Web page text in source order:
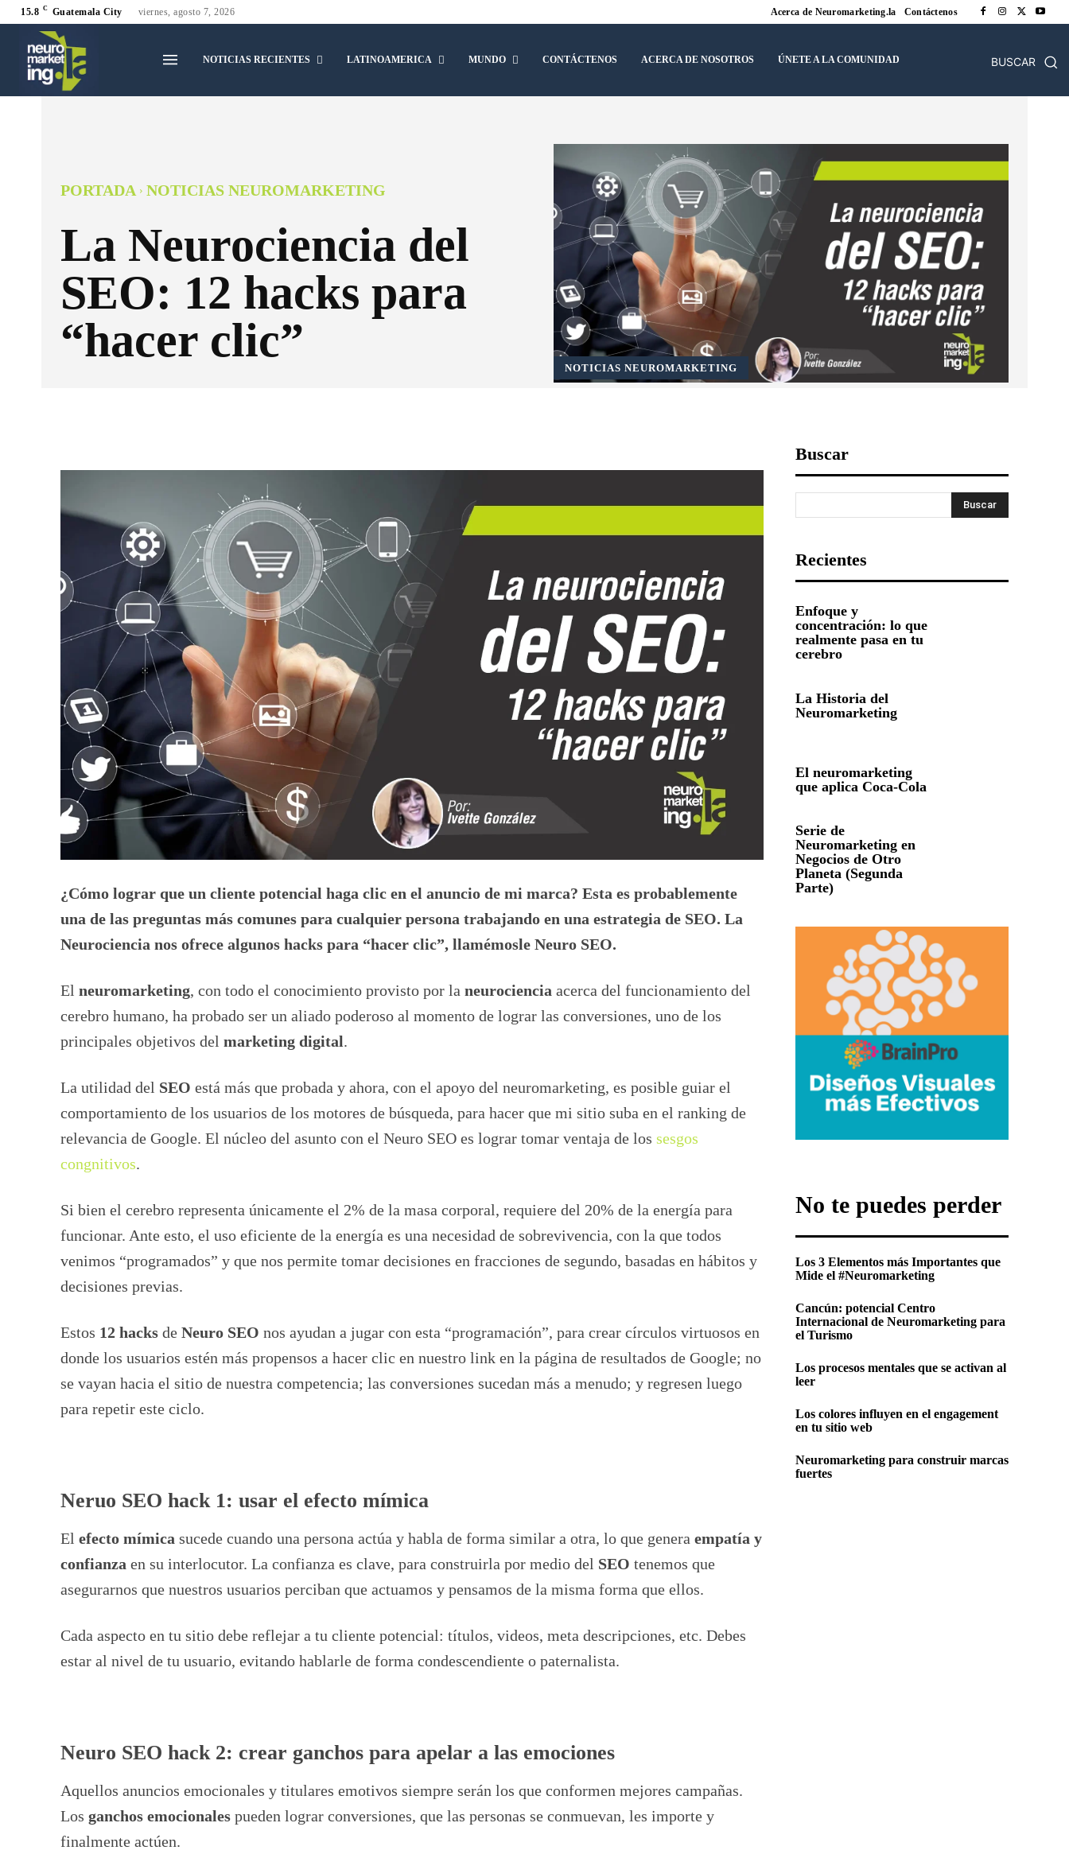
15.8 C Guatemala City viernes, agosto 7, 2026 Acerca de Neuromarketing.la Contáctenos
NOTICIAS RECIENTES LATINOAMERICA MUNDO CONTÁCTENOS ACERCA DE NOSOTROS ÚNETE A LA COMUNIDAD BUSCAR
PORTADA NOTICIAS NEUROMARKETING
La Neurociencia del
SEO: 12 hacks para
“hacer clic”
NOTICIAS NEUROMARKETING
¿Cómo lograr que un cliente potencial haga clic en el anuncio de mi marca? Esta es probablemente
una de las preguntas más comunes para cualquier persona trabajando en una estrategia de SEO. La
Neurociencia nos ofrece algunos hacks para “hacer clic”, llamémosle Neuro SEO.
El neuromarketing, con todo el conocimiento provisto por la neurociencia acerca del funcionamiento del
cerebro humano, ha probado ser un aliado poderoso al momento de lograr las conversiones, uno de los
principales objetivos del marketing digital.
La utilidad del SEO está más que probada y ahora, con el apoyo del neuromarketing, es posible guiar el
comportamiento de los usuarios de los motores de búsqueda, para hacer que mi sitio suba en el ranking de
relevancia de Google. El núcleo del asunto con el Neuro SEO es lograr tomar ventaja de los sesgos
congnitivos.
Si bien el cerebro representa únicamente el 2% de la masa corporal, requiere del 20% de la energía para
funcionar. Ante esto, el uso eficiente de la energía es una necesidad de sobrevivencia, con la que todos
venimos “programados” y que nos permite tomar decisiones en fracciones de segundo, basadas en hábitos y
decisiones previas.
Estos 12 hacks de Neuro SEO nos ayudan a jugar con esta “programación”, para crear círculos virtuosos en
donde los usuarios estén más propensos a hacer clic en nuestro link en la página de resultados de Google; no
se vayan hacia el sitio de nuestra competencia; las conversiones sucedan más a menudo; y regresen luego
para repetir este ciclo.
Neruo SEO hack 1: usar el efecto mímica
El efecto mímica sucede cuando una persona actúa y habla de forma similar a otra, lo que genera empatía y
confianza en su interlocutor. La confianza es clave, para construirla por medio del SEO tenemos que
asegurarnos que nuestros usuarios perciban que actuamos y pensamos de la misma forma que ellos.
Cada aspecto en tu sitio debe reflejar a tu cliente potencial: títulos, videos, meta descripciones, etc. Debes
estar al nivel de tu usuario, evitando hablarle de forma condescendiente o paternalista.
Neuro SEO hack 2: crear ganchos para apelar a las emociones
Aquellos anuncios emocionales y titulares emotivos siempre serán los que conformen mejores campañas.
Los ganchos emocionales pueden lograr conversiones, que las personas se conmuevan, les importe y
finalmente actúen.
Buscar
Buscar
Recientes
Enfoque y
concentración: lo que
realmente pasa en tu
cerebro
La Historia del
Neuromarketing
El neuromarketing
que aplica Coca-Cola
Serie de
Neuromarketing en
Negocios de Otro
Planeta (Segunda
Parte)
No te puedes perder
Los 3 Elementos más Importantes que
Mide el #Neuromarketing
Cancún: potencial Centro
Internacional de Neuromarketing para
el Turismo
Los procesos mentales que se activan al
leer
Los colores influyen en el engagement
en tu sitio web
Neuromarketing para construir marcas
fuertes